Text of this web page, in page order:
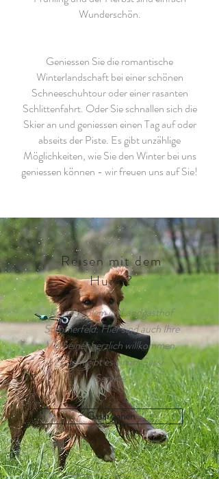
Wunderschön.
Geniessen Sie die romantische
Winterlandschaft bei einer schönen
Schneeschuhtour oder einer rasanten
Schlittenfahrt. Oder Sie schnallen sich die
Skier an und geniessen einen Tag auf oder
abseits der Piste. Es gibt unzählige
Möglichkeiten, wie Sie den Winter bei uns
geniessen können - wir freuen uns auf Sie!
Reisen mit dem
Hund?
Kein Problem im Landgasthof
Sommerfeld. Hier sind auch Ihre
Vierbeiner herzlich willkommen.
Zudem gibt es einen Gassi-
Service.
Gassi gehen